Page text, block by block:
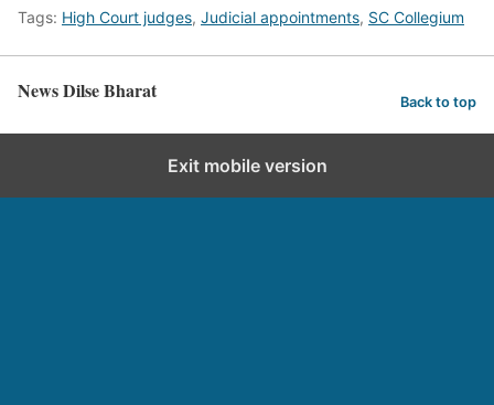
Tags: High Court judges, Judicial appointments, SC Collegium
News Dilse Bharat Back to top
Exit mobile version